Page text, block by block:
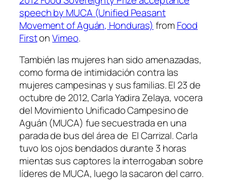
speech by MUCA (Unified Peasant
Movement of Aguán, Honduras) fromFood
FirstonVimeo.
También las mujeres han sido amenazadas,
como forma de intimidación contra las
mujeres campesinas y sus familias. El 23 de
octubre de 2012, Carla Yadira Zelaya, vocera
del Movimiento Unificado Campesino de
Aguán (MUCA) fue secuestrada en una
parada de bus del área de El Carrizal. Carla
tuvo los ojos bendados durante 3 horas
mientas sus captores la interrogaban sobre
líderes de MUCA, luego la sacaron del carro.